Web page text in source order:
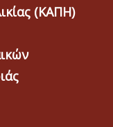
(ΚΑΠΗ)